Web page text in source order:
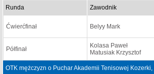
Runda Zawodnik
Ćwierćfinał Belyy Mark
Półfinał
Kolasa Paweł
Matusiak Krzysztof
OTK mężczyzn o Puchar Akademii Tenisowej